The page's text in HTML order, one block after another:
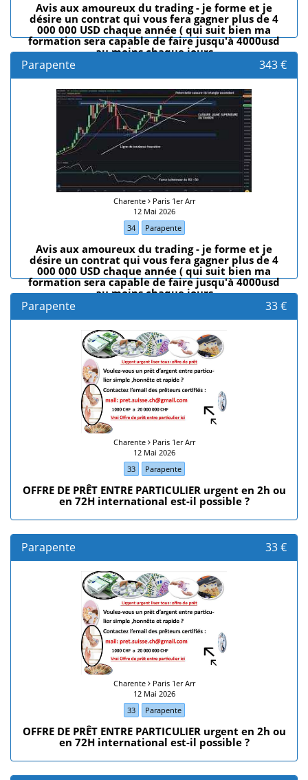
Avis aux amoureux du trading - je forme et je
désire un contrat qui vous fera gagner plus de 4
000 000 USD chaque année ( qui suit bien ma
formation sera capable de faire jusqu'à 4000usd
au moins chaque jours
Parapente 343 €
Charente Paris 1er Arr
12 Mai 2026
34
Parapente
Avis aux amoureux du trading - je forme et je
désire un contrat qui vous fera gagner plus de 4
000 000 USD chaque année ( qui suit bien ma
formation sera capable de faire jusqu'à 4000usd
au moins chaque jours
Parapente 33 €
Charente Paris 1er Arr
12 Mai 2026
33
Parapente
OFFRE DE PRÊT ENTRE PARTICULIER urgent en 2h ou
en 72H international est-il possible ?
Parapente 33 €
Charente Paris 1er Arr
12 Mai 2026
33
Parapente
OFFRE DE PRÊT ENTRE PARTICULIER urgent en 2h ou
en 72H international est-il possible ?